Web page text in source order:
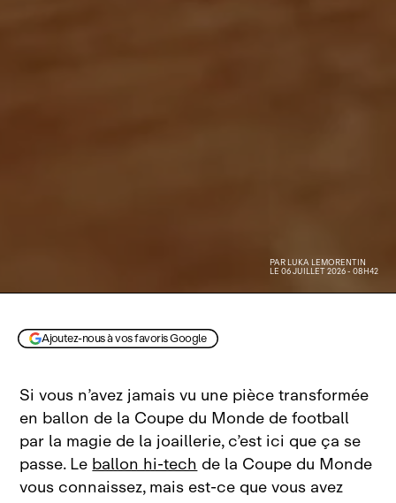
PAR LUKA LEMORENTIN
LE 06 JUILLET 2026 - 08H42
Ajoutez-nous à vos favoris Google
Si vous n’avez jamais vu une pièce transformée
en ballon de la Coupe du Monde de football
par la magie de la joaillerie, c’est ici que ça se
passe. Leballon hi-techde la Coupe du Monde
vous connaissez, mais est‑ce que vous avez